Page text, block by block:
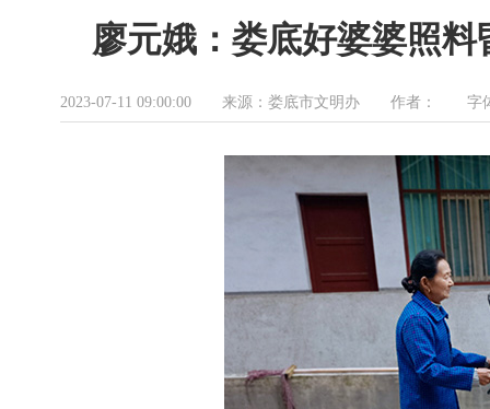
廖元娥：娄底好婆婆照
2023-07-11 09:00:00 来源：娄底市文明办 作者： 字